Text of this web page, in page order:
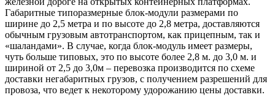
Габаритные типоразмерные блок-модули размерами по
ширине до 2,5 метра и по высоте до 2,8 метра, доставляются
обычным грузовым автотранспортом, как прицепным, так и
«шаландами». В случае, когда блок-модуль имеет размеры,
чуть больше типовых, это по высоте более 2,8 м. до 3,0 м. и
шириной от 2,5 до 3,0м – перевозка производится по схеме
доставки негабаритных грузов, с получением разрешений для
провоза, что ведет к некоторому удорожанию цены доставки.